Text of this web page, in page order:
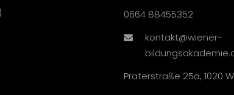
0664 88455352
kontakt@wiener-
Praterstraße 25a, 1020